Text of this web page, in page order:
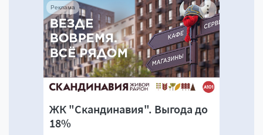
ЖК "Скандинавия". Выгода до
18%
Реклама